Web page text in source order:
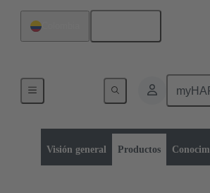
Visión general Productos
Módulos Han-Modular®